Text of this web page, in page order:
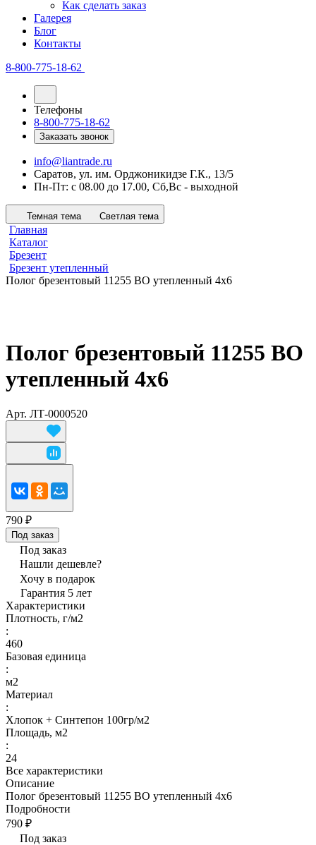
Как сделать заказ
Галерея
Блог
Контакты
8-800-775-18-62
Телефоны
8-800-775-18-62
Заказать звонок
info@liantrade.ru
Саратов, ул. им. Орджоникидзе Г.К., 13/5
Пн-Пт: c 08.00 до 17.00, Cб,Вс - выходной
Темная тема Светлая тема
Главная
Каталог
Брезент
Брезент утепленный
Полог брезентовый 11255 ВО утепленный 4х6
Полог брезентовый 11255 ВО
утепленный 4х6
Арт. ЛТ-0000520
790 ₽
Под заказ
Под заказ
Нашли дешевле?
Хочу в подарок
Гарантия 5 лет
Характеристики
Плотность, г/м2
:
460
Базовая единица
:
м2
Материал
:
Хлопок + Синтепон 100гр/м2
Площадь, м2
:
24
Все характеристики
Описание
Полог брезентовый 11255 ВО утепленный 4х6
Подробности
790 ₽
Под заказ